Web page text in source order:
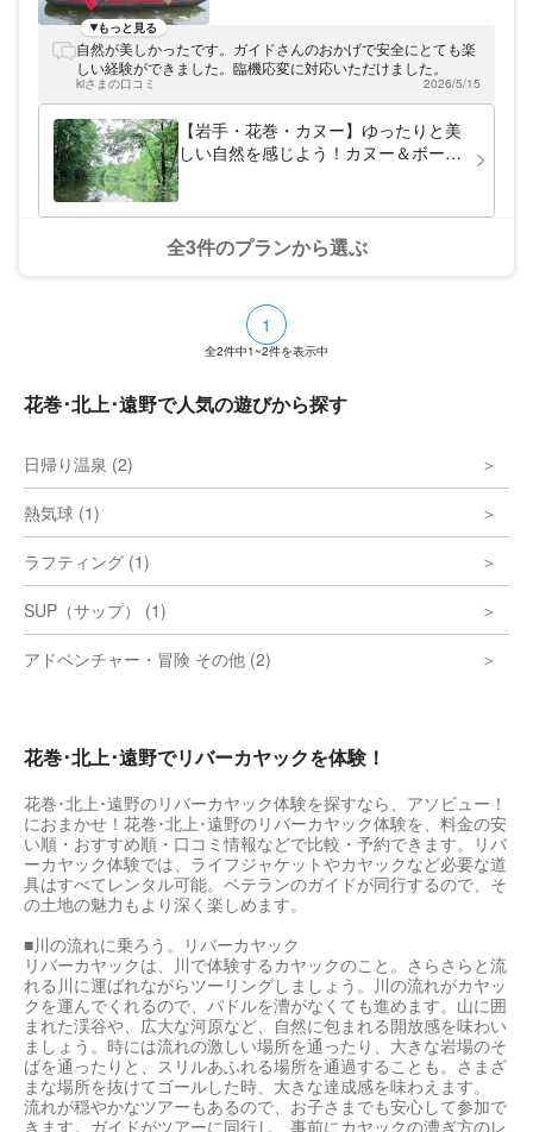
きり楽しめるよう、春や夏にはラフティング
やカヌーを、冬には雪遊びをご用意していま
す。中でも冬ならではの遊びが大人気！「あ
りきたりなウィンタースポーツではもったい
ない！」と、新感覚の雪遊び・爽快なソリ遊
びをご用意しています！猛スピードで牽引さ
れるそり遊びは、小さなお子さまも参加
もっと見る
自然が美しかったです。ガイドさんのおかげで安全にとても楽
しい経験ができました。臨機応変に対応いただけました。
kiさまの口コミ 2026/5/15
【岩手・花巻・カヌー】ゆったりと美
しい自然を感じよう！カヌー＆ボート
全3件のプランから選ぶ
1
全2件中1~2件を表示中
花巻･北上･遠野で人気の遊びから探す
日帰り温泉 (2)
熱気球 (1)
ラフティング (1)
SUP（サップ） (1)
アドベンチャー・冒険 その他 (2)
花巻･北上･遠野でリバーカヤックを体験！
花巻･北上･遠野のリバーカヤック体験を探すなら、アソビュー！
におまかせ！花巻･北上･遠野のリバーカヤック体験を、料金の安
い順・おすすめ順・口コミ情報などで比較・予約できます。リバ
ーカヤック体験では、ライフジャケットやカヤックなど必要な道
具はすべてレンタル可能。ベテランのガイドが同行するので、そ
の土地の魅力もより深く楽しめます。
■川の流れに乗ろう。リバーカヤック
リバーカヤックは、川で体験するカヤックのこと。さらさらと流
れる川に運ばれながらツーリングしましょう。川の流れがカヤッ
クを運んでくれるので、パドルを漕がなくても進めます。山に囲
まれた渓谷や、広大な河原など、自然に包まれる開放感を味わい
ましょう。時には流れの激しい場所を通ったり、大きな岩場のそ
ばを通ったりと、スリルあふれる場所を通過することも。さまざ
まな場所を抜けてゴールした時、大きな達成感を味わえます。
流れが穏やかなツアーもあるので、お子さまでも安心して参加で
きます。ガイドがツアーに同行し、事前にカヤックの漕ぎ方のレ